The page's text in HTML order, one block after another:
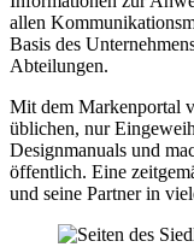
allen
Basis des
Abteilungen.
Mit dem Markenportal
üblichen, nur
Designmanuals und
öffentlich. Eine
und seine Partner in